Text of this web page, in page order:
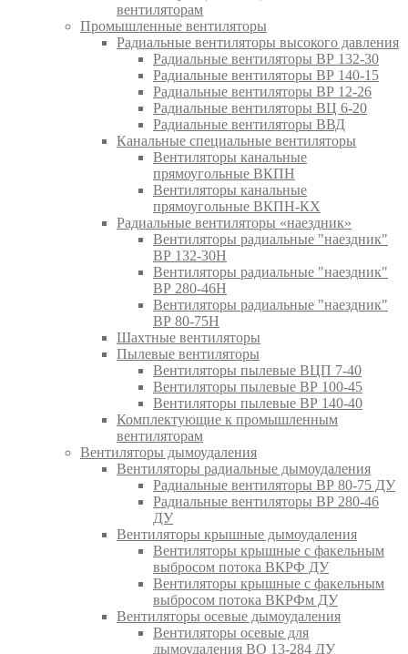
вентиляторам
Промышленные вентиляторы
Радиальные вентиляторы высокого давления
Радиальные вентиляторы ВР 132-30
Радиальные вентиляторы ВР 140-15
Радиальные вентиляторы ВР 12-26
Радиальные вентиляторы ВЦ 6-20
Радиальные вентиляторы ВВД
Канальные специальные вентиляторы
Вентиляторы канальные
прямоугольные ВКПН
Вентиляторы канальные
прямоугольные ВКПН-КХ
Радиальные вентиляторы «наездник»
Вентиляторы радиальные "наездник"
ВР 132-30Н
Вентиляторы радиальные "наездник"
ВР 280-46Н
Вентиляторы радиальные "наездник"
ВР 80-75Н
Шахтные вентиляторы
Пылевые вентиляторы
Вентиляторы пылевые ВЦП 7-40
Вентиляторы пылевые ВР 100-45
Вентиляторы пылевые ВР 140-40
Комплектующие к промышленным
вентиляторам
Вентиляторы дымоудаления
Вентиляторы радиальные дымоудаления
Радиальные вентиляторы ВР 80-75 ДУ
Радиальные вентиляторы ВР 280-46
ДУ
Вентиляторы крышные дымоудаления
Вентиляторы крышные с факельным
выбросом потока ВКРФ ДУ
Вентиляторы крышные с факельным
выбросом потока ВКРФм ДУ
Вентиляторы осевые дымоудаления
Вентиляторы осевые для
дымоудаления ВО 13-284 ДУ